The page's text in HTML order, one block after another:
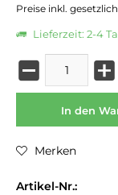
Preise inkl.
Lieferzeit: 2-4
In den
Merken
Artikel-Nr.: